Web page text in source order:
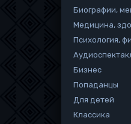
Биографии,
Медицина,
Психология,
Бизнес
Попаданцы
Для детей
Классика